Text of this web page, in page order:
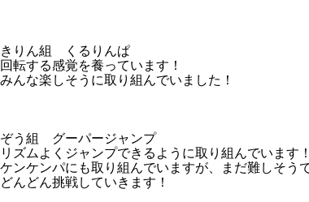
きりん組 くるりんぱ
回転する感覚を養っています！
みんな楽しそうに取り組んでいました！
ぞう組 グーパージャンプ
リズムよくジャンプできるように取り組んでいます！
ケンケンパにも取り組んでいますが、まだ難しそう
どんどん挑戦していきます！